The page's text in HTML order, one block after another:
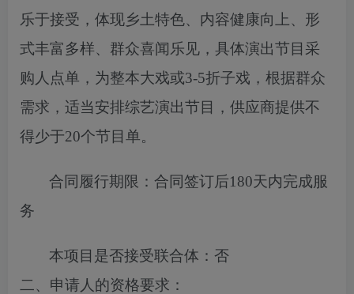
乐于接受，体现乡土特色、内容健康向上、形
式丰富多样、群众喜闻乐见，具体演出节目采
购人点单，为整本大戏或3-5折子戏，根据群众
需求，适当安排综艺演出节目，供应商提供不
得少于20个节目单。
合同履行期限：合同签订后180天内完成服
务
本项目 是否接受联合体 ：否
二、申请人的资格要求 ：